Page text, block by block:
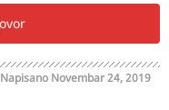
Napisano Novembar 24, 2019